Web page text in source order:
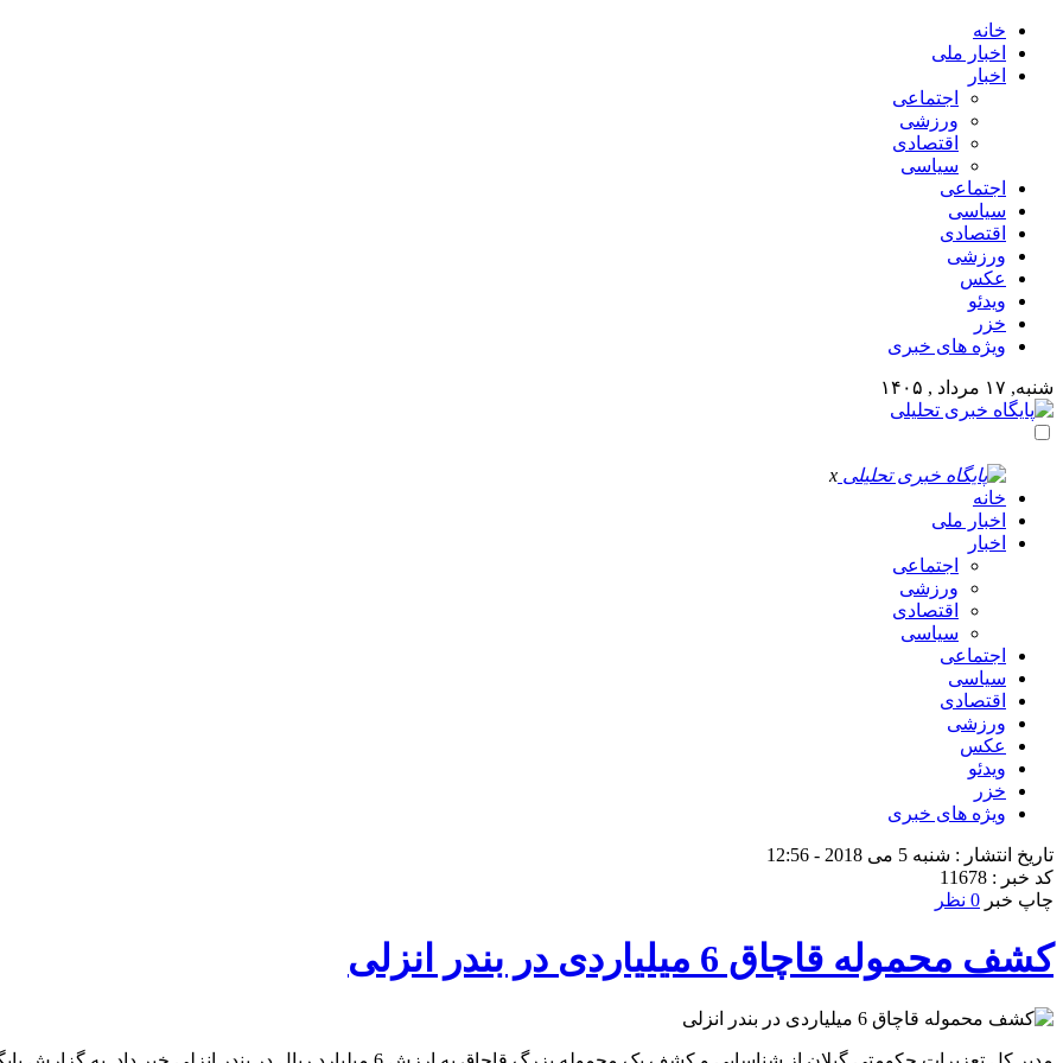
خانه
اخبار ملی
اخبار
اجتماعی
ورزشی
اقتصادی
سیاسی
اجتماعی
سیاسی
اقتصادی
ورزشی
عکس
ویدئو
خزر
ویژه های خبری
شنبه, ۱۷ مرداد , ۱۴۰۵
x
خانه
اخبار ملی
اخبار
اجتماعی
ورزشی
اقتصادی
سیاسی
اجتماعی
سیاسی
اقتصادی
ورزشی
عکس
ویدئو
خزر
ویژه های خبری
تاریخ انتشار : شنبه 5 می 2018 - 12:56
کد خبر : 11678
چاپ خبر 0 نظر
کشف محموله قاچاق 6 میلیاردی در بندر انزلی